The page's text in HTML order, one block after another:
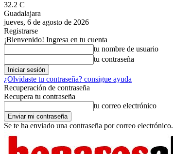
32.2 C
Guadalajara
jueves, 6 de agosto de 2026
Registrarse
¡Bienvenido! Ingresa en tu cuenta
tu nombre de usuario
tu contraseña
¿Olvidaste tu contraseña? consigue ayuda
Recuperación de contraseña
Recupera tu contraseña
tu correo electrónico
Se te ha enviado una contraseña por correo electrónico.